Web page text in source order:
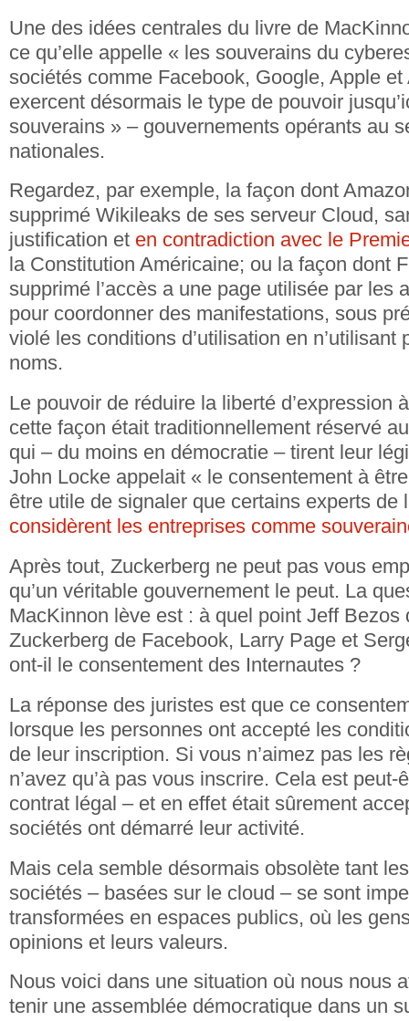
Une des idées centrales du livre de
ce qu’elle appelle « les souverains du
sociétés comme Facebook, Google, Apple et
exercent désormais le type de pouvoir
souverains » – gouvernements opérants au
nationales.
Regardez, par exemple, la façon dont
supprimé Wikileaks de ses serveur Cloud,
justification et en contradiction avec le
la Constitution Américaine; ou la façon dont
supprimé l’accès a une page utilisée par les
pour coordonner des manifestations, sous
violé les conditions d’utilisation en n’utilisant
noms.
Le pouvoir de réduire la liberté d’expression
cette façon était traditionnellement réservé
qui – du moins en démocratie – tirent leur
John Locke appelait « le consentement à
être utile de signaler que certains experts de
considèrent les entreprises comme
Après tout, Zuckerberg ne peut pas vous
qu’un véritable gouvernement le peut. La
MacKinnon lève est : à quel point Jeff Bezos
Zuckerberg de Facebook, Larry Page et
ont-il le consentement des Internautes ?
La réponse des juristes est que ce
lorsque les personnes ont accepté les
de leur inscription. Si vous n’aimez pas les
n’avez qu’à pas vous inscrire. Cela est
contrat légal – et en effet était sûrement
sociétés ont démarré leur activité.
Mais cela semble désormais obsolète tant
sociétés – basées sur le cloud – se sont
transformées en espaces publics, où les
opinions et leurs valeurs.
Nous voici dans une situation où nous nous
tenir une assemblée démocratique dans un